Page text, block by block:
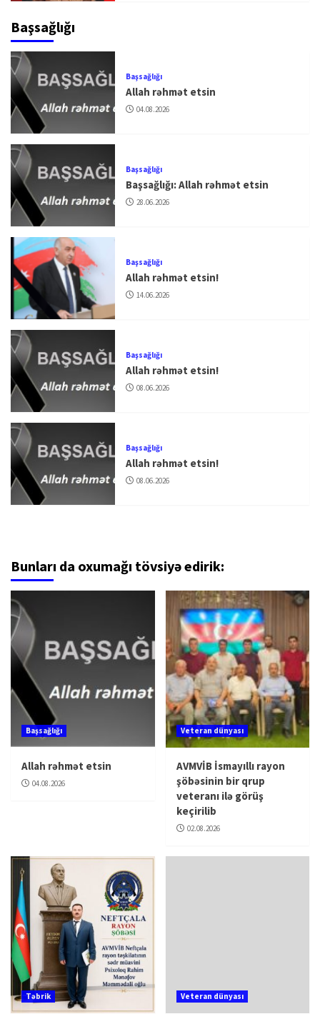
Başsağlığı
Başsağlığı
Allah rəhmət etsin
04.08.2026
Başsağlığı
Başsağlığı: Allah rəhmət etsin
28.06.2026
Başsağlığı
Allah rəhmət etsin!
14.06.2026
Başsağlığı
Allah rəhmət etsin!
08.06.2026
Başsağlığı
Allah rəhmət etsin!
08.06.2026
Bunları da oxumağı tövsiyə edirik:
Başsağlığı
Allah rəhmət etsin
04.08.2026
Veteran dünyası
AVMVİB İsmayıllı rayon
şöbəsinin bir qrup
veteranı ilə görüş
keçirilib
02.08.2026
Təbrik Veteran dünyası